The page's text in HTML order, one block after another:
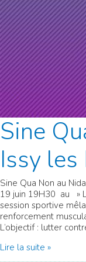
Sine
Issy
Sine Qua Non au
19 juin 19H30 au »
session sportive
renforcement
L’objectif : lutter
Sine
Lire la suite »